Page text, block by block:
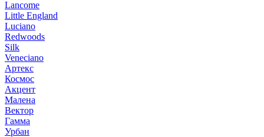
Lancome
Little England
Luciano
Redwoods
Silk
Veneciano
Артекс
Космос
Акцент
Малена
Вектор
Гамма
Урбан